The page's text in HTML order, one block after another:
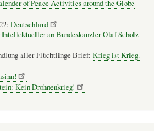
of Peace Activities around the Globe
Deutschland
an Bundeskanzler Olaf Scholz
aller Flüchtlinge Brief: Krieg ist Krieg.
Kein Drohnenkrieg!